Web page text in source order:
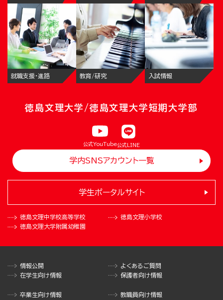
就職支援・進路 教育/研究 入試情報
徳島文理大学/徳島文理大学短期大学部
公式YouTube公式LINE
学内SNSアカウント一覧
徳島文理中学校高等学校
徳島文理小学校
徳島文理大学附属幼稚園
学生ポータルサイト
情報公開
よくあるご質問
在学生向け情報
保護者向け情報
卒業生向け情報 教職員向け情報